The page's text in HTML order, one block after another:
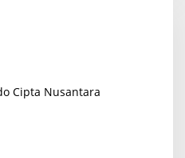
Cipta Nusantara